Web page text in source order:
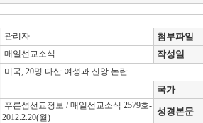
관리자
첨부파일
매일선교소식
작성일
미국, 20명 다산 여성과 신앙 논란
국가
푸른섬선교정보 / 매일선교소식 2579호-
2012.2.20(월)
성경본문